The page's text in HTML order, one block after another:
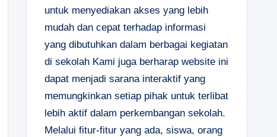
untuk menyediakan akses yang lebih
mudah dan cepat terhadap informasi
yang dibutuhkan dalam berbagai kegiatan
di sekolah Kami juga berharap website ini
dapat menjadi sarana interaktif yang
memungkinkan setiap pihak untuk terlibat
lebih aktif dalam perkembangan sekolah.
Melalui fitur-fitur yang ada, siswa, orang